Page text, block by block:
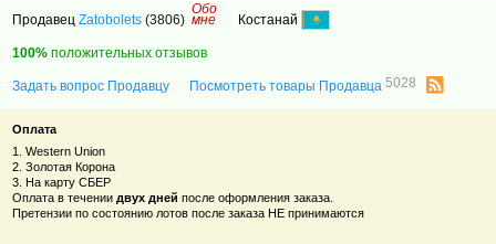
ПродавецZatobolets (3806)
Обо
мне Костанай
100% положительных отзывов
Задать вопрос Продавцу Посмотреть товары Продавца5028
Оплата
1. Western Union
2. Золотая Корона
3. На карту СБЕР
Оплата в течении двух дней после оформления заказа.
Претензии по состоянию лотов после заказа НЕ принимаются